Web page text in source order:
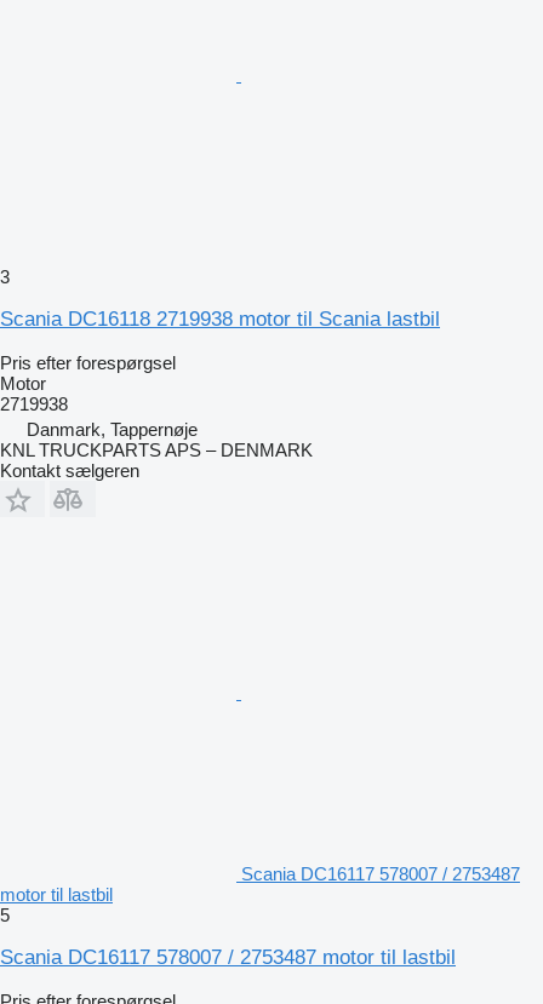
3
Scania DC16118 2719938 motor til Scania lastbil
Pris efter forespørgsel
Motor
2719938
Danmark, Tappernøje
KNL TRUCKPARTS APS – DENMARK
Kontakt sælgeren
Scania DC16117 578007 / 2753487
motor til lastbil
5
Scania DC16117 578007 / 2753487 motor til lastbil